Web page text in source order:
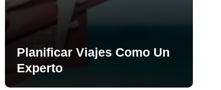
Planificar Viajes Como Un
Experto